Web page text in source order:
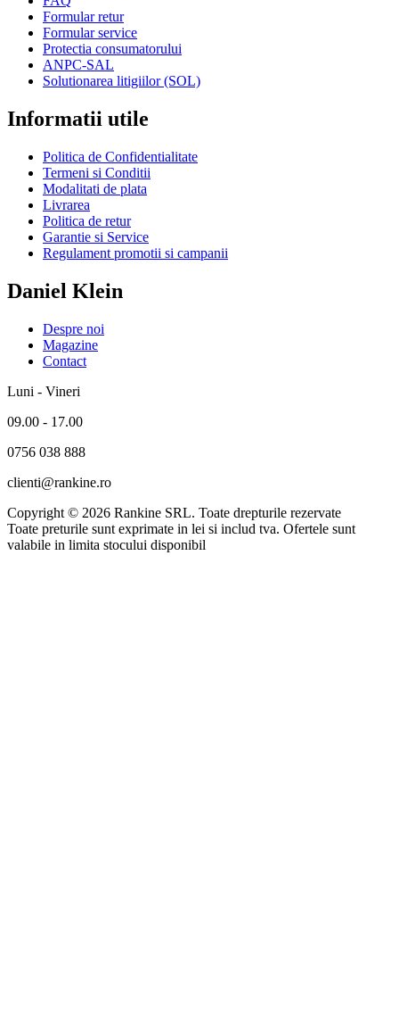
Formular retur
Formular service
Protectia consumatorului
ANPC-SAL
Solutionarea litigiilor (SOL)
Informatii utile
Politica de Confidentialitate
Termeni si Conditii
Modalitati de plata
Livrarea
Politica de retur
Garantie si Service
Regulament promotii si campanii
Daniel Klein
Despre noi
Magazine
Contact
Luni - Vineri
09.00 - 17.00
0756 038 888
clienti@rankine.ro
Copyright © 2026 Rankine SRL. Toate drepturile rezervate
Toate preturile sunt exprimate in lei si includ tva. Ofertele sunt
valabile in limita stocului disponibil